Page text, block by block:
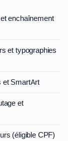
enchaînement
et typographies
et SmartArt
et
(éligible CPF)